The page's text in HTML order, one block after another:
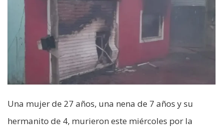
Una mujer de 27 años, una nena de 7 años y su
hermanito de 4, murieron este miércoles por la